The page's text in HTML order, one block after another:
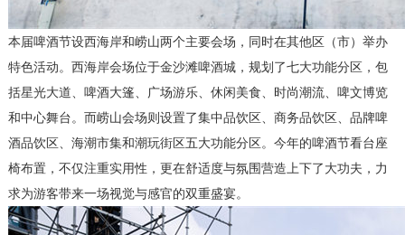
本届啤酒节设西海岸和崂山两个主要会场，同时在其他区（市）举办
特色活动。西海岸会场位于金沙滩啤酒城，规划了七大功能分区，包
括星光大道、啤酒大篷、广场游乐、休闲美食、时尚潮流、啤文博览
和中心舞台。而崂山会场则设置了集中品饮区、商务品饮区、品牌啤
酒品饮区、海潮市集和潮玩街区五大功能分区。今年的啤酒节看台座
椅布置，不仅注重实用性，更在舒适度与氛围营造上下了大功夫，力
求为游客带来一场视觉与感官的双重盛宴。